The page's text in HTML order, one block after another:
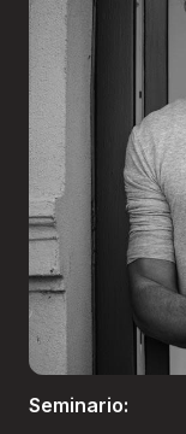
Seminario: